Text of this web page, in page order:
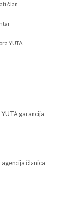
član
YUTA
YUTA garancija
članica